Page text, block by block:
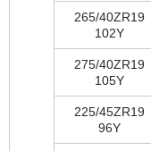
265/40ZR19
102Y
275/40ZR19
105Y
225/45ZR19
96Y